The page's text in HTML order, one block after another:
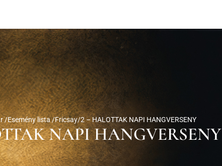
/Esemény lista /Fricsay/2 – HALOTTAK NAPI HANGVERSENY
NAPI HANGVERSENY